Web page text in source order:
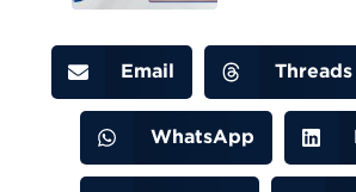
Email Threads
WhatsApp